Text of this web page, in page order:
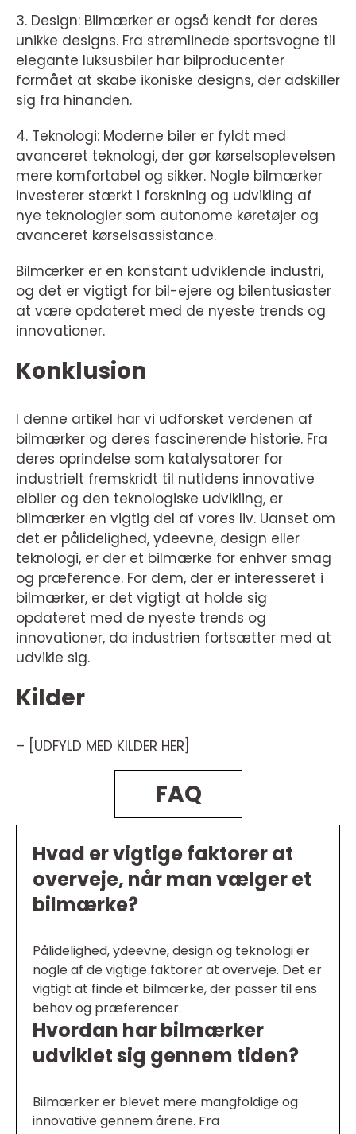
3. Design: Bilmærker er også kendt for deres
unikke designs. Fra strømlinede sportsvogne til
elegante luksusbiler har bilproducenter
formået at skabe ikoniske designs, der adskiller
sig fra hinanden.
4. Teknologi: Moderne biler er fyldt med
avanceret teknologi, der gør kørselsoplevelsen
mere komfortabel og sikker. Nogle bilmærker
investerer stærkt i forskning og udvikling af
nye teknologier som autonome køretøjer og
avanceret kørselsassistance.
Bilmærker er en konstant udviklende industri,
og det er vigtigt for bil-ejere og bilentusiaster
at være opdateret med de nyeste trends og
innovationer.
Konklusion
I denne artikel har vi udforsket verdenen af
bilmærker og deres fascinerende historie. Fra
deres oprindelse som katalysatorer for
industrielt fremskridt til nutidens innovative
elbiler og den teknologiske udvikling, er
bilmærker en vigtig del af vores liv. Uanset om
det er pålidelighed, ydeevne, design eller
teknologi, er der et bilmærke for enhver smag
og præference. For dem, der er interesseret i
bilmærker, er det vigtigt at holde sig
opdateret med de nyeste trends og
innovationer, da industrien fortsætter med at
udvikle sig.
Kilder
– [UDFYLD MED KILDER HER]
FAQ
Hvad er vigtige faktorer at
overveje, når man vælger et
bilmærke?
Pålidelighed, ydeevne, design og teknologi er
nogle af de vigtige faktorer at overveje. Det er
vigtigt at finde et bilmærke, der passer til ens
behov og præferencer.
Hvordan har bilmærker
udviklet sig gennem tiden?
Bilmærker er blevet mere mangfoldige og
innovative gennem årene. Fra